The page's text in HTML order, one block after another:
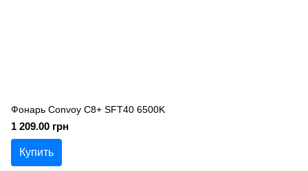
Фонарь Convoy C8+ SFT40 6500K
1 209.00 грн
Купить